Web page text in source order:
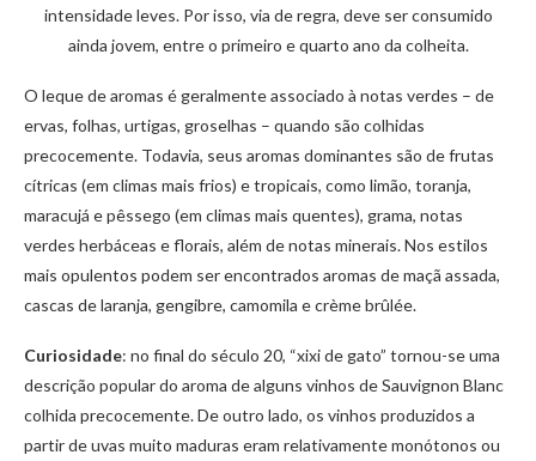
intensidade leves. Por isso, via de regra, deve ser consumido
ainda jovem, entre o primeiro e quarto ano da colheita.
O leque de aromas é geralmente associado à notas verdes – de
ervas, folhas, urtigas, groselhas – quando são colhidas
precocemente. Todavia, seus aromas dominantes são de frutas
cítricas (em climas mais frios) e tropicais, como limão, toranja,
maracujá e pêssego (em climas mais quentes), grama, notas
verdes herbáceas e florais, além de notas minerais. Nos estilos
mais opulentos podem ser encontrados aromas de maçã assada,
cascas de laranja, gengibre, camomila e crème brûlée.
Curiosidade: no final do século 20, “xixi de gato” tornou-se uma
descrição popular do aroma de alguns vinhos de Sauvignon Blanc
colhida precocemente. De outro lado, os vinhos produzidos a
partir de uvas muito maduras eram relativamente monótonos ou